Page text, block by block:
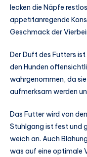
lecken die Näpfe
appetitanregende
Geschmack der
Der Duft des Futters
den Hunden
wahrgenommen, da
aufmerksam werden
Das Futter wird von
Stuhlgang ist fest und
weich an. Auch
was auf eine optimale